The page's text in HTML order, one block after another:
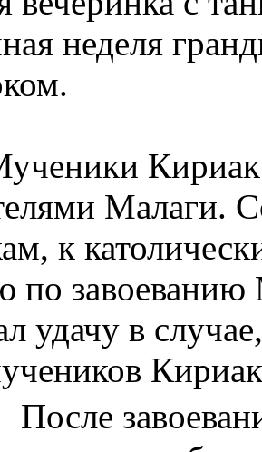
неделя
Малаги.
к
по завоеванию
удачу в